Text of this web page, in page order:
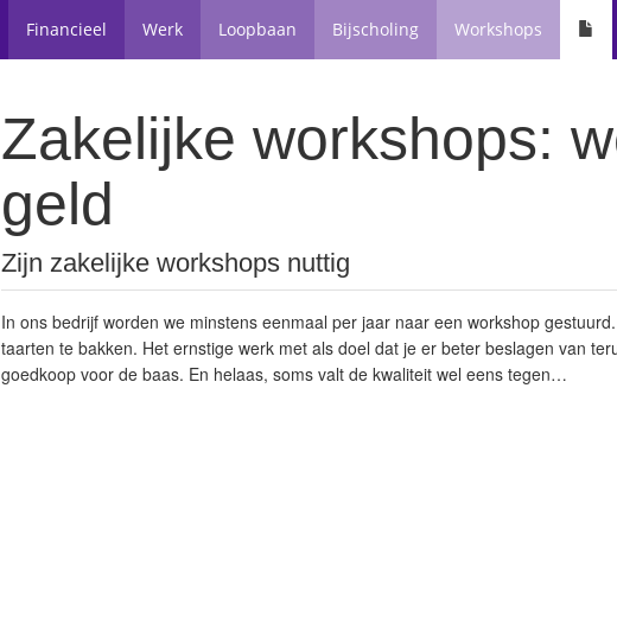
Financieel Werk Loopbaan Bijscholing Workshops
Zakelijke workshops:
geld
Zijn zakelijke workshops nuttig
In ons bedrijf worden we minstens eenmaal per jaar naar een workshop
taarten te bakken. Het ernstige werk met als doel dat je er beter beslagen van
goedkoop voor de baas. En helaas, soms valt de kwaliteit wel eens tegen…